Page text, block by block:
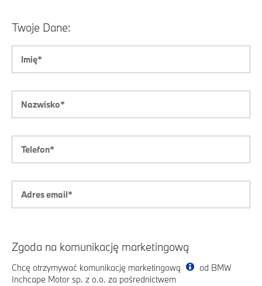
Twoje Dane:
Zgoda na komunikację marketingową
Chcę otrzymywać komunikację marketingową
od BMW
Inchcape Motor sp. z o.o. za pośrednictwem